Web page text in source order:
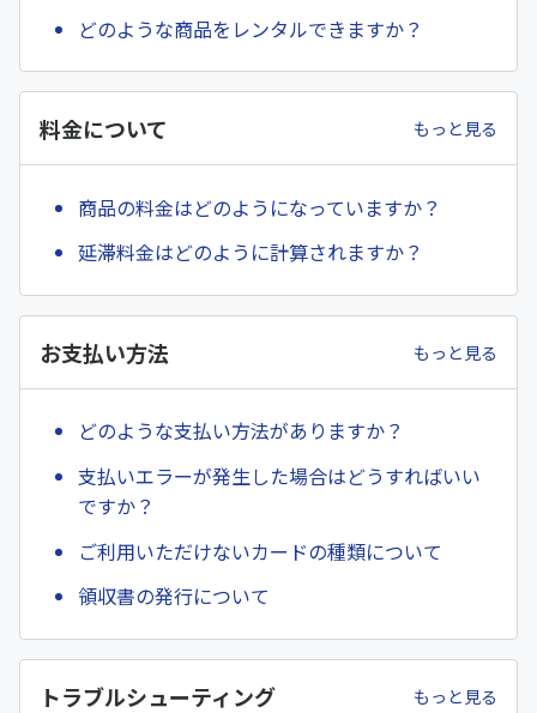
どのような商品をレンタルできますか？
料金について もっと見る
商品の料金はどのようになっていますか？
延滞料金はどのように計算されますか？
お支払い方法 もっと見る
どのような支払い方法がありますか？
支払いエラーが発生した場合はどうすればいい
ですか？
ご利用いただけないカードの種類について
領収書の発行について
トラブルシューティング もっと見る